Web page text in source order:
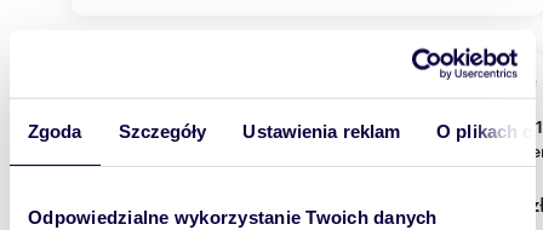
Zgoda Szczegóły Ustawienia reklam O plikach
Odpowiedzialne wykorzystanie Twoich danych
2
Garaż 16 m² z monitoringiem i niezależnym
300